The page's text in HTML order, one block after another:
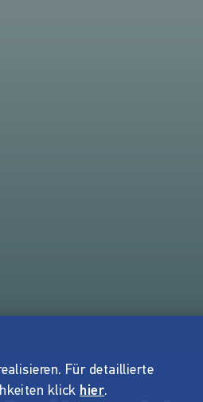
Für detaillierte
klick hier.